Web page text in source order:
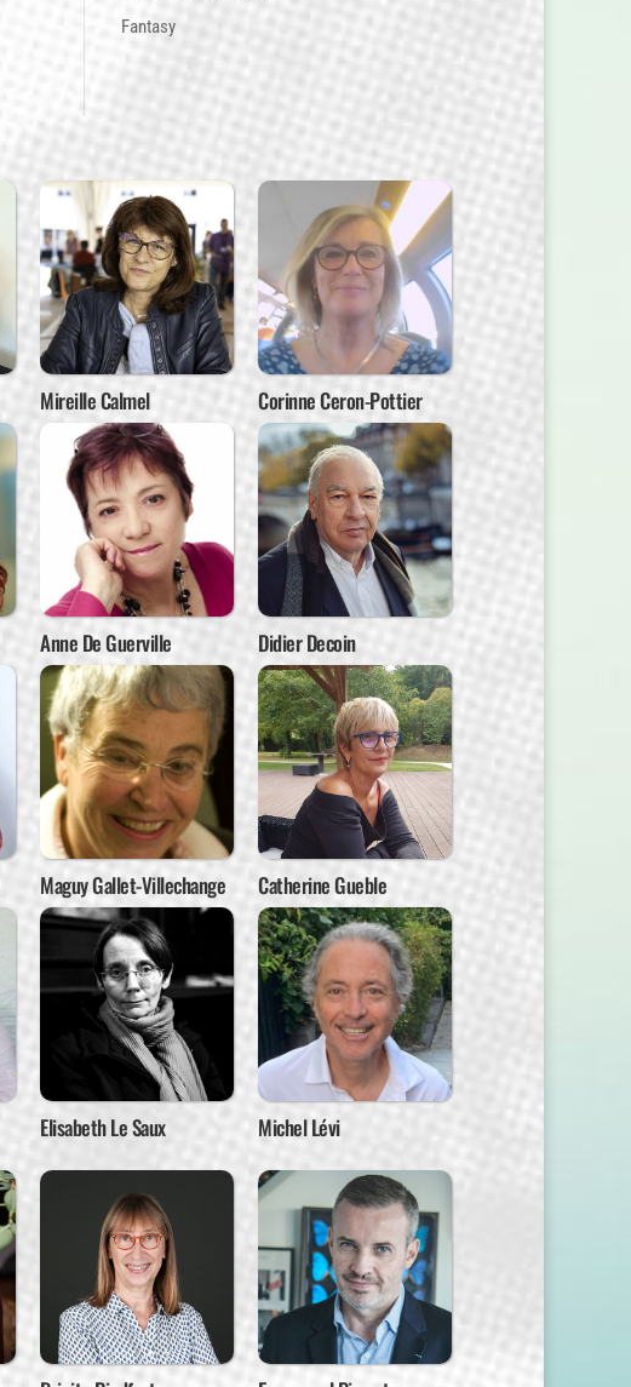
Fantasy
Mireille Calmel Corinne Ceron-Pottier
Anne De Guerville Didier Decoin
Maguy Gallet-Villechange Catherine Gueble
Elisabeth Le Saux Michel Lévi